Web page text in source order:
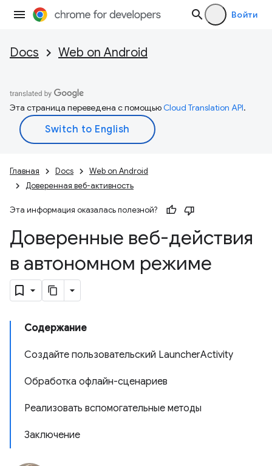
Войти
Docs Web on Android
Эта страница переведена с помощьюCloud Translation API.
Главная Docs
Web on Android
Доверенная веб-активность
Эта информация оказалась полезной?
Доверенные веб-действия
в автономном режиме
Содержание
Создайте пользовательский LauncherActivity
Обработка офлайн-сценариев
Реализовать вспомогательные методы
Заключение